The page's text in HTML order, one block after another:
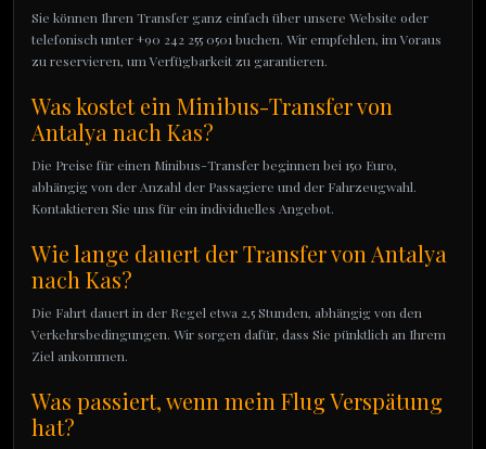
Sie können Ihren Transfer ganz einfach über unsere Website oder
telefonisch unter +90 242 255 0501 buchen. Wir empfehlen, im Voraus
zu reservieren, um Verfügbarkeit zu garantieren.
Was kostet ein Minibus-Transfer von
Antalya nach Kas?
Die Preise für einen Minibus-Transfer beginnen bei 150 Euro,
abhängig von der Anzahl der Passagiere und der Fahrzeugwahl.
Kontaktieren Sie uns für ein individuelles Angebot.
Wie lange dauert der Transfer von Antalya
nach Kas?
Die Fahrt dauert in der Regel etwa 2,5 Stunden, abhängig von den
Verkehrsbedingungen. Wir sorgen dafür, dass Sie pünktlich an Ihrem
Ziel ankommen.
Was passiert, wenn mein Flug Verspätung
hat?